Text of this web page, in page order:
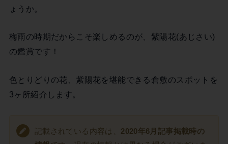
ょうか。
梅雨の時期だからこそ楽しめるのが、紫陽花(あじさい)
の鑑賞です！
色とりどりの花、紫陽花を堪能できる倉敷のスポットを
3ヶ所紹介します。
記載されている内容は、 2020年6月記事掲載時の